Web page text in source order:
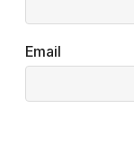
Email